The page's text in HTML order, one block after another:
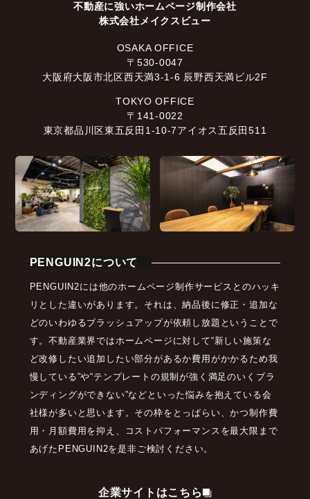
不動産に強いホームページ制作会社
株式会社メイクスビュー
OSAKA OFFICE
〒530-0047
大阪府大阪市北区西天満3-1-6 辰野西天満ビル2F
TOKYO OFFICE
〒141-0022
東京都品川区東五反田1-10-7アイオス五反田511
PENGUIN2について
PENGUIN2には他のホームページ制作サービスとのハッキ
リとした違いがあります。それは、納品後に修正・追加な
どのいわゆるブラッシュアップが依頼し放題ということで
す。不動産業界ではホームページに対して“新しい施策な
ど改修したい追加したい部分があるか費用がかかるため我
慢している”や“テンプレートの規制が強く満足のいくブラ
ンディングができない”などといった悩みを抱えている会
社様が多いと思います。その枠をとっぱらい、かつ制作費
用・月額費用を抑え、コストパフォーマンスを最大限まで
あげたPENGUIN2を是非ご検討ください。
企業サイトはこちら